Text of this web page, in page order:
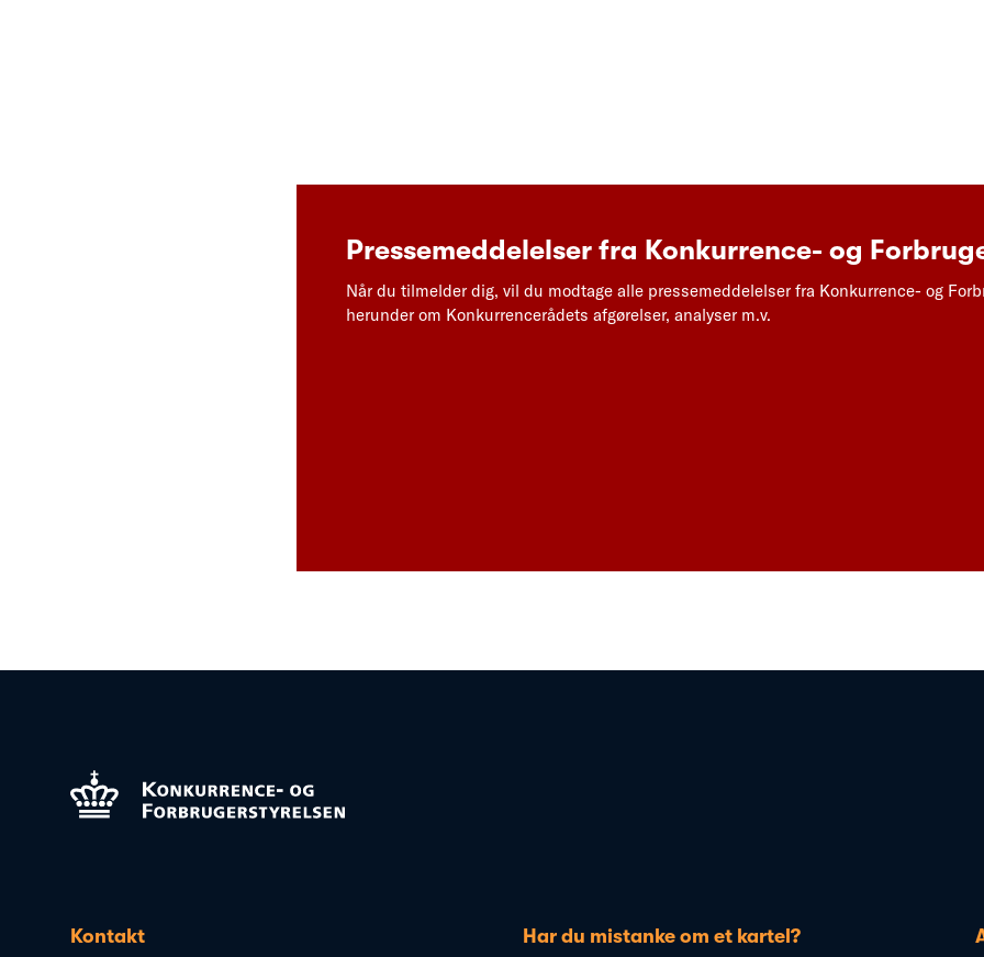
Pressemeddelelser fra Konkurrence- og
Når du tilmelder dig, vil du modtage alle pressemeddelelser fra Konkurrence- og
herunder om Konkurrencerådets afgørelser, analyser m.v.
Kontakt Har du mistanke om et kartel?